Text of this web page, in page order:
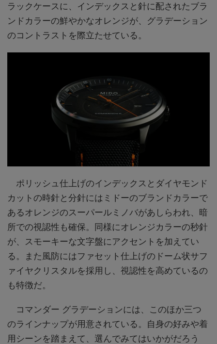
ラックケースに、インデックスと針に配されたブラ
ンドカラーの鮮やかなオレンジが、グラデーション
のコントラストを際立たせている。
ポリッシュ仕上げのインデックスとダイヤモンド
カットの時針と分針にはミドーのブランドカラーで
あるオレンジのスーパールミノバがあしらわれ、暗
所での視認性も確保。同様にオレンジカラーの秒針
が、スモーキーな文字盤にアクセントを加えてい
る。また風防にはファセット仕上げのドーム状サフ
ァイヤクリスタルを採用し、視認性を高めているの
も特徴だ。
コマンダー グラデーションには、このほか三つ
のラインナップが用意されている。自身の好みや着
用シーンを踏まえて、選んでみてはいかがだろう